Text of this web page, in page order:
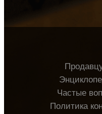
Частые
Политика